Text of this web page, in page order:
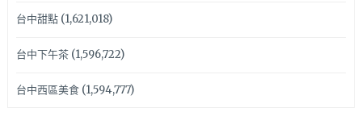
台中甜點(1,621,018)
台中下午茶(1,596,722)
台中西區美食(1,594,777)